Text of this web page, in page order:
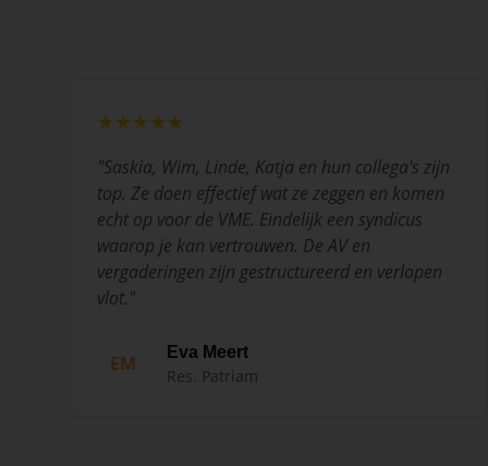
★★★★★
"Saskia, Wim, Linde, Katja en hun collega's zijn
top. Ze doen effectief wat ze zeggen en komen
echt op voor de VME. Eindelijk een syndicus
waarop je kan vertrouwen. De AV en
vergaderingen zijn gestructureerd en verlopen
vlot."
EM Eva Meert
Res. Patriam